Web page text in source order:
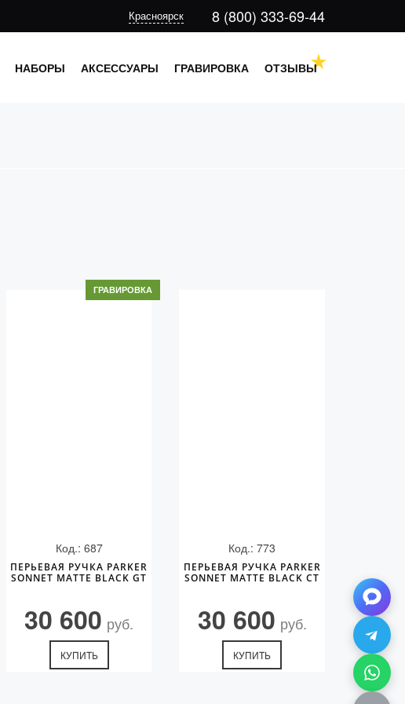
8 (800) 333-69-44
Красноярск
НАБОРЫ АКСЕССУАРЫ ГРАВИРОВКА ОТЗЫВЫ
ГРАВИРОВКА
Код.: 687
ПЕРЬЕВАЯ РУЧКА PARKER
SONNET MATTE BLACK GT
30 600 руб.
КУПИТЬ
Код.: 773
ПЕРЬЕВАЯ РУЧКА PARKER
SONNET MATTE BLACK CT
30 600 руб.
КУПИТЬ